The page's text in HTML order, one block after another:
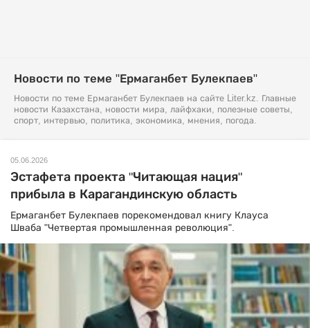
Новости по теме "Ермаганбет Булекпаев"
Новости по теме Ермаганбет Булекпаев на сайте Liter.kz. Главные
новости Казахстана, новости мира, лайфхаки, полезные советы,
спорт, интервью, политика, экономика, мнения, погода.
05.06.2026
Эстафета проекта "Читающая нация"
прибыла в Карагандинскую область
Ермаганбет Булекпаев порекомендовал книгу Клауса
Шваба "Четвертая промышленная революция".